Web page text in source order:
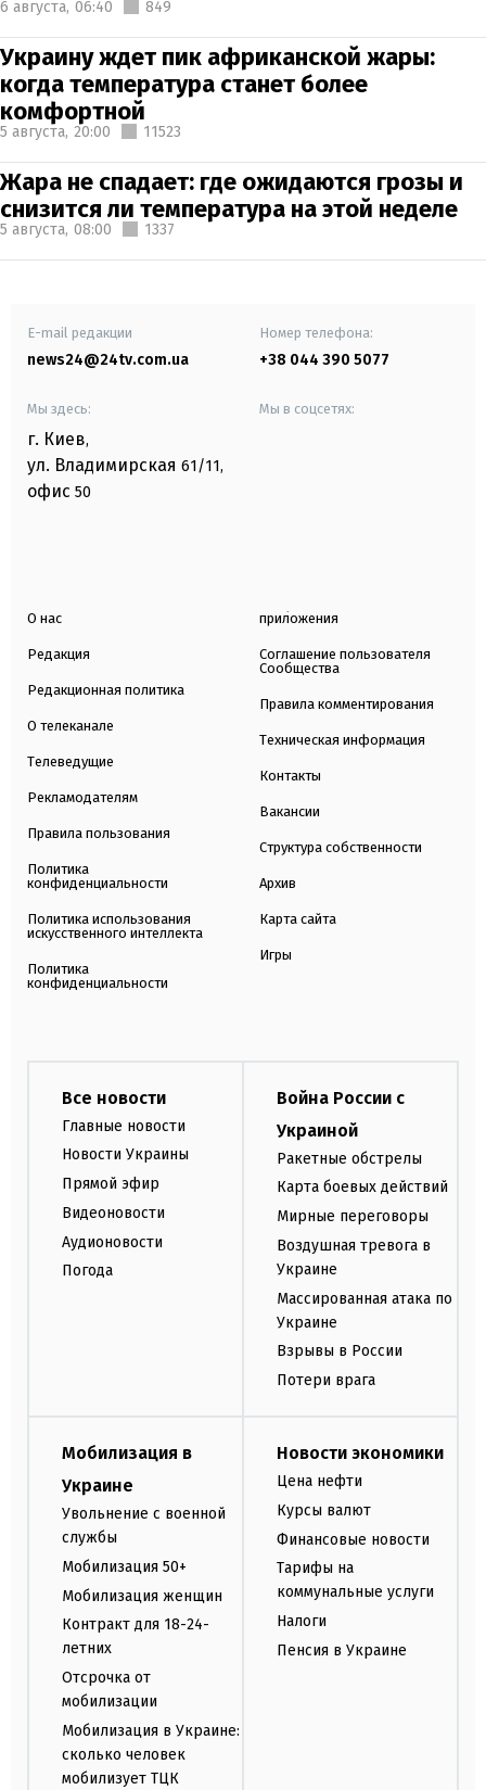
6 августа, 06:40 849
Украину ждет пик африканской жары:
когда температура станет более
комфортной
5 августа, 20:00 11523
Жара не спадает: где ожидаются грозы и
снизится ли температура на этой неделе
5 августа, 08:00 1337
E-mail редакции
news24@24tv.com.ua
Номер телефона:
+38 044 390 5077
Мы здесь:
г. Киев,
ул. Владимирская 61/11,
офис 50
Мы в соцсетях:
О нас
Редакция
Редакционная политика
О телеканале
Телеведущие
Рекламодателям
Правила пользования
Политика
конфиденциальности
Политика использования
искусственного интеллекта
Политика
конфиденциальности
приложения
Соглашение пользователя
Сообщества
Правила комментирования
Техническая информация
Контакты
Вакансии
Структура собственности
Архив
Карта сайта
Игры
Все новости
Главные новости
Новости Украины
Прямой эфир
Видеоновости
Аудионовости
Погода
Война России с
Украиной
Ракетные обстрелы
Карта боевых действий
Мирные переговоры
Воздушная тревога в
Украине
Массированная атака по
Украине
Взрывы в России
Потери врага
Мобилизация в
Украине
Увольнение с военной
службы
Мобилизация 50+
Мобилизация женщин
Контракт для 18-24-
летних
Отсрочка от
мобилизации
Мобилизация в Украине:
сколько человек
мобилизует ТЦК
Новости экономики
Цена нефти
Курсы валют
Финансовые новости
Тарифы на
коммунальные услуги
Налоги
Пенсия в Украине